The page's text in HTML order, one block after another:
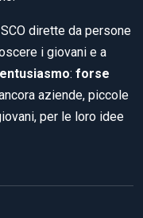
dirette da persone
i giovani e a
entusiasmo: forse
aziende, piccole
per le loro idee